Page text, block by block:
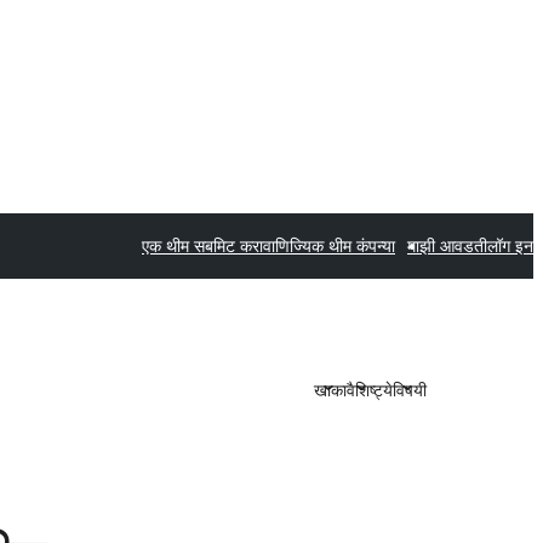
एक थीम सबमिट करावाणिज्यिक थीम कंपन्या माझी आवडतीलॉग इन
खाकावैशिष्ट्येविषयी